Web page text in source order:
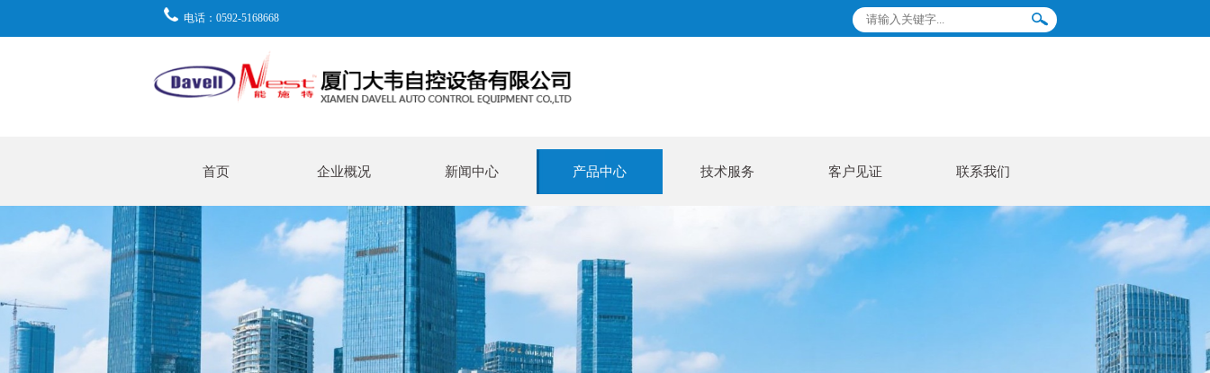
电话：0592-5168668
首页 企业概况 新闻中心 产品中心 技术服务 客户见证 联系我们